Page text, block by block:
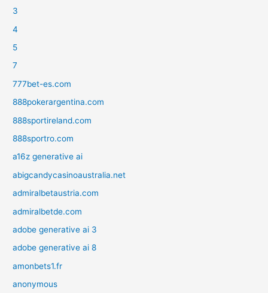
3
4
5
7
777bet-es.com
888pokerargentina.com
888sportireland.com
888sportro.com
a16z generative ai
abigcandycasinoaustralia.net
admiralbetaustria.com
admiralbetde.com
adobe generative ai 3
adobe generative ai 8
amonbets1.fr
anonymous